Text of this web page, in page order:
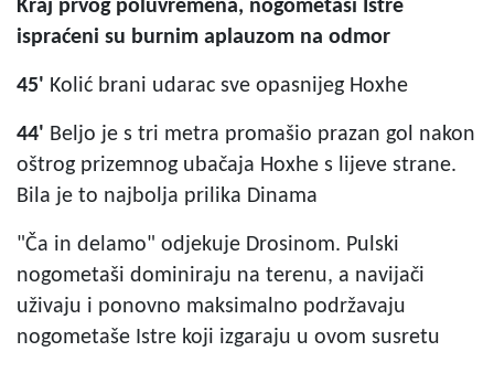
Kraj prvog poluvremena, nogometaši Istre
ispraćeni su burnim aplauzom na odmor
45' Kolić brani udarac sve opasnijeg Hoxhe
44' Beljo je s tri metra promašio prazan gol nakon
oštrog prizemnog ubačaja Hoxhe s lijeve strane.
Bila je to najbolja prilika Dinama
"Ča in delamo" odjekuje Drosinom. Pulski
nogometaši dominiraju na terenu, a navijači
uživaju i ponovno maksimalno podržavaju
nogometaše Istre koji izgaraju u ovom susretu